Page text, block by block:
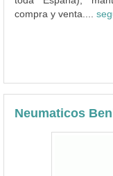
compra y venta....
Neumaticos